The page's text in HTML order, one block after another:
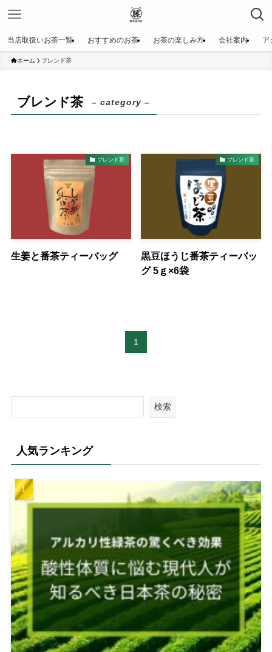
当店取扱いお茶一覧 おすすめのお茶 お茶の楽しみ方 会社案内 ア
ホーム ブレンド茶
ブレンド茶 – category –
ブレンド茶
生姜と番茶ティーバッグ
ブレンド茶
黒豆ほうじ番茶ティーバッ
グ 5ｇ×6袋
1
検索
人気ランキング